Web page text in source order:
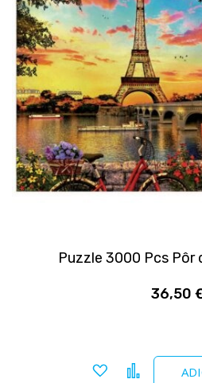
Puzzle 3000 Pcs Pôr
36,50
Adicionar aComparar